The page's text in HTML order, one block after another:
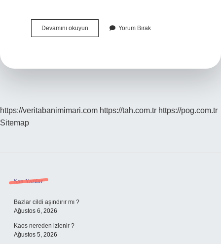
Devamını okuyun
Bemol
Yorum Bırak
https://veritabanimimari.com https://tah.com.tr https://pog.com.tr
Sitemap
Sidebar
Son Yazılar
Bazlar cildi aşındırır mı ?
Ağustos 6, 2026
Kaos nereden izlenir ?
Ağustos 5, 2026